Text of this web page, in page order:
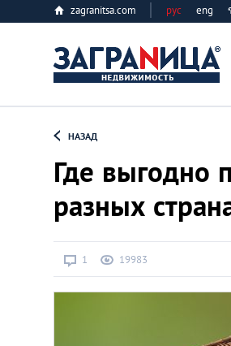
zagranitsa.com рус eng
Все города
НАЗАД
Где выгодно
разных
1 19983